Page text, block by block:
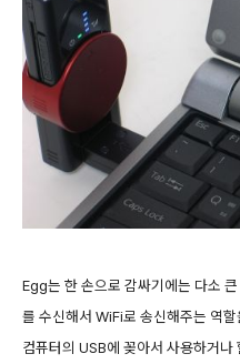
Egg는 한 손으로 감싸기에는 다소
를 수신해서 WiFi로 송신해주는 역
컴퓨터의 USB에 꽂아서 사용하거